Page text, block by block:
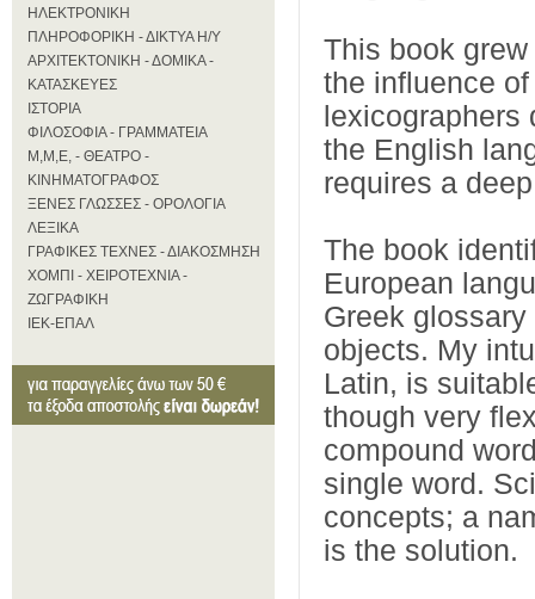
ΗΛΕΚΤΡΟΝΙΚΗ
ΠΛΗΡΟΦΟΡΙΚΗ - ΔΙΚΤΥΑ Η/Υ
ΑΡΧΙΤΕΚΤΟΝΙΚΗ - ΔΟΜΙΚΑ -
ΚΑΤΑΣΚΕΥΕΣ
ΙΣΤΟΡΙΑ
ΦΙΛΟΣΟΦΙΑ - ΓΡΑΜΜΑΤΕΙΑ
Μ,Μ,Ε, - ΘΕΑΤΡΟ -
ΚΙΝΗΜΑΤΟΓΡΑΦΟΣ
ΞΕΝΕΣ ΓΛΩΣΣΕΣ - ΟΡΟΛΟΓΙΑ
ΛΕΞΙΚΑ
ΓΡΑΦΙΚΕΣ ΤΕΧΝΕΣ - ΔΙΑΚΟΣΜΗΣΗ
ΧΟΜΠΙ - ΧΕΙΡΟΤΕΧΝΙΑ -
ΖΩΓΡΑΦΙΚΗ
ΙΕΚ-ΕΠΑΛ
This book
the influence
the English
requires a
The book
European
Greek
objects. My
Latin, is
though very
compound
single word.
concepts; a
is the solution.